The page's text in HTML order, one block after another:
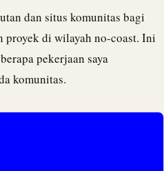
dan situs komunitas bagi
proyek di wilayah no-coast. Ini
pekerjaan saya
komunitas.